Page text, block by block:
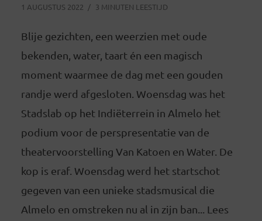
1 AUGUSTUS 2022
3 MINUTEN LEESTIJD
Blije gezichten, een weerzien met oude
bekenden, water, taart én een magisch
moment waarmee de dag met een gouden
randje werd afgesloten. Woensdag was het
Stadslab op het Indiëterrein in Almelo het
podium voor de perspresentatie van de
theatervoorstelling Van Katoen en Water. De
kop is eraf. Woensdag werd het startschot
gegeven van een unieke stadsmusical die
Almelo en omstreken nu al in zijn ban... Lees